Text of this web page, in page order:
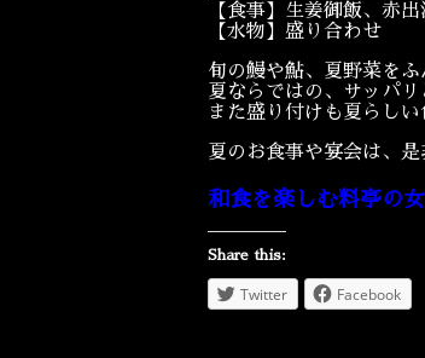
【食事】生姜御飯、赤出
【水物】盛り合わせ
旬の鰻や鮎、夏野菜をふ
夏ならではの、サッパ
また盛り付けも夏らしい
夏のお食事や宴会は、
和食を楽しむ料亭の
Share this:
Twitter Facebook